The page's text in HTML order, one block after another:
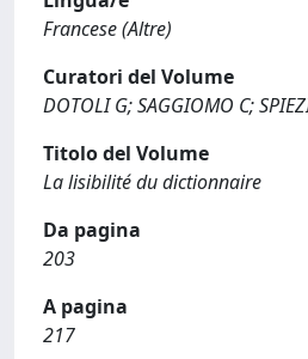
Francese (Altre)
Curatori del Volume
DOTOLI G; SAGGIOMO C;
Titolo del Volume
La lisibilité du dictionnaire
Da pagina
203
A pagina
217